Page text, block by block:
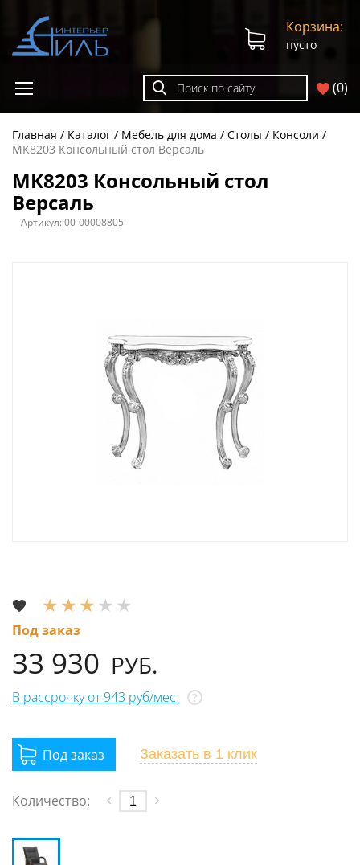
(0)
Корзина:
пусто
Главная Каталог Мебель для дома Столы
Консоли
МК8203 Консольный стол Версаль
МК8203 Консольный стол
Версаль
Артикул:00-00008805
Под заказ
33 930 РУБ.
В рассрочку от 943 руб/мес ?
Заказать в 1 клик
Количество: